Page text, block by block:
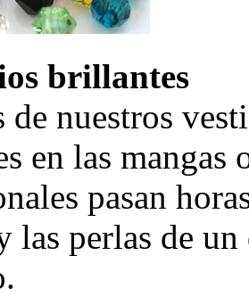
brillantes
de nuestros
en las mangas
pasan
las perlas de